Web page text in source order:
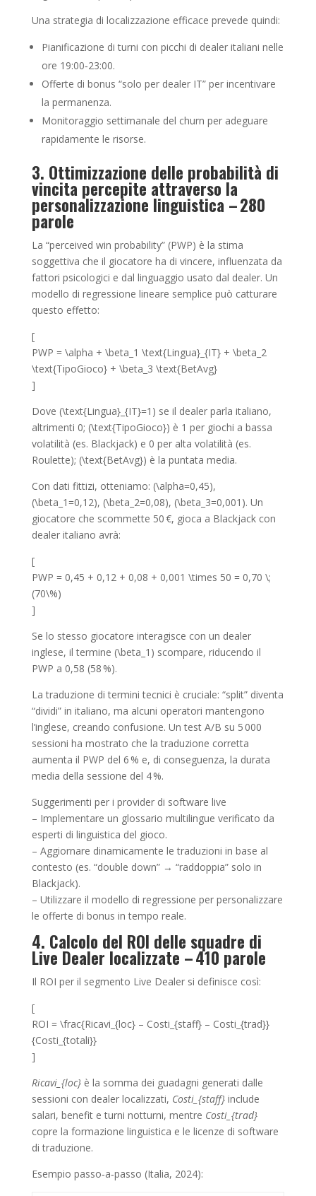
Una strategia di localizzazione efficace prevede quindi:
Pianificazione di turni con picchi di dealer italiani nelle
ore 19:00‑23:00.
Offerte di bonus “solo per dealer IT” per incentivare
la permanenza.
Monitoraggio settimanale del churn per adeguare
rapidamente le risorse.
3. Ottimizzazione delle probabilità di
vincita percepite attraverso la
personalizzazione linguistica – 280
parole
La “perceived win probability” (PWP) è la stima
soggettiva che il giocatore ha di vincere, influenzata da
fattori psicologici e dal linguaggio usato dal dealer. Un
modello di regressione lineare semplice può catturare
questo effetto:
[
PWP = \alpha + \beta_1 \text{Lingua}_{IT} + \beta_2
\text{TipoGioco} + \beta_3 \text{BetAvg}
]
Dove (\text{Lingua}_{IT}=1) se il dealer parla italiano,
altrimenti 0; (\text{TipoGioco}) è 1 per giochi a bassa
volatilità (es. Blackjack) e 0 per alta volatilità (es.
Roulette); (\text{BetAvg}) è la puntata media.
Con dati fittizi, otteniamo: (\alpha=0,45),
(\beta_1=0,12), (\beta_2=0,08), (\beta_3=0,001). Un
giocatore che scommette 50 €, gioca a Blackjack con
dealer italiano avrà:
[
PWP = 0,45 + 0,12 + 0,08 + 0,001 \times 50 = 0,70 \;
(70\%)
]
Se lo stesso giocatore interagisce con un dealer
inglese, il termine (\beta_1) scompare, riducendo il
PWP a 0,58 (58 %).
La traduzione di termini tecnici è cruciale: “split” diventa
“dividi” in italiano, ma alcuni operatori mantengono
l’inglese, creando confusione. Un test A/B su 5 000
sessioni ha mostrato che la traduzione corretta
aumenta il PWP del 6 % e, di conseguenza, la durata
media della sessione del 4 %.
Suggerimenti per i provider di software live
– Implementare un glossario multilingue verificato da
esperti di linguistica del gioco.
– Aggiornare dinamicamente le traduzioni in base al
contesto (es. “double down” → “raddoppia” solo in
Blackjack).
– Utilizzare il modello di regressione per personalizzare
le offerte di bonus in tempo reale.
4. Calcolo del ROI delle squadre di
Live Dealer localizzate – 410 parole
Il ROI per il segmento Live Dealer si definisce così:
[
ROI = \frac{Ricavi_{loc} – Costi_{staff} – Costi_{trad}}
{Costi_{totali}}
]
Ricavi_{loc}è la somma dei guadagni generati dalle
sessioni con dealer localizzati, Costi_{staff}include
salari, benefit e turni notturni, mentre Costi_{trad}
copre la formazione linguistica e le licenze di software
di traduzione.
Esempio passo‑a‑passo (Italia, 2024):